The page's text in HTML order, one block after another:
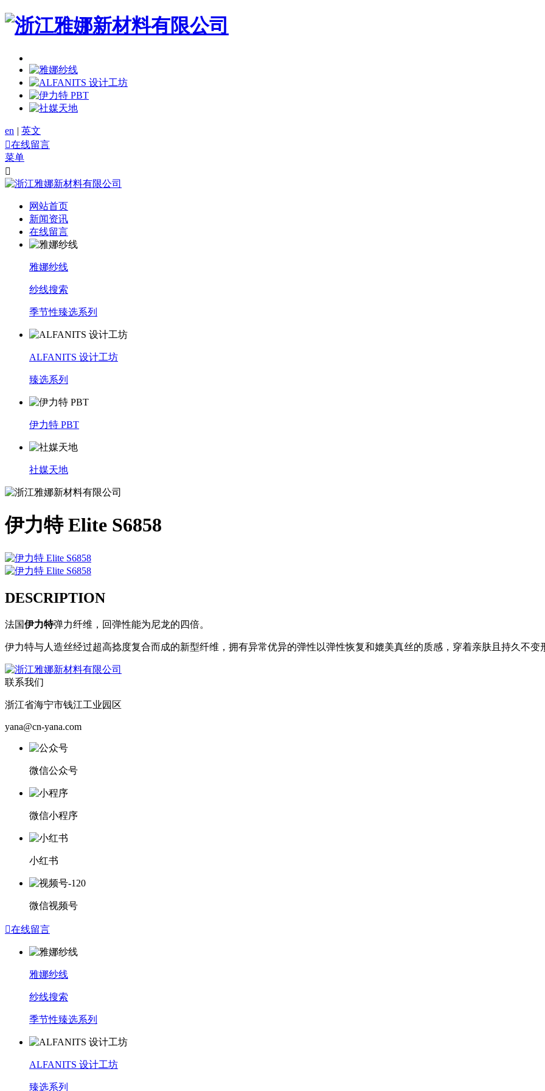
en | 英文
在线留言
菜单

网站首页
新闻资讯
在线留言
雅娜纱线
纱线搜索
季节性臻选系列
ALFANITS 设计工坊
臻选系列
伊力特 PBT
社媒天地
伊力特 Elite S6858
DESCRIPTION
法国伊力特弹力纤维，回弹性能为尼龙的四倍。
伊力特与人造丝经过超高捻度复合而成的新型纤维，拥有异常优异的弹性以弹性恢复和媲美真丝的质感，穿着亲肤且持久不变
联系我们
浙江省海宁市钱江工业园区
yana@cn-yana.com
微信公众号
微信小程序
小红书
微信视频号
在线留言
雅娜纱线
纱线搜索
季节性臻选系列
ALFANITS 设计工坊
臻选系列